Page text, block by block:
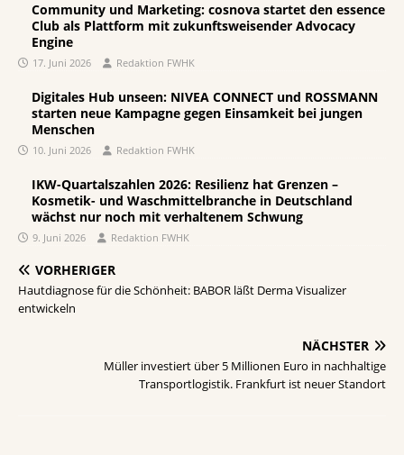
Community und Marketing: cosnova startet den essence
Club als Plattform mit zukunftsweisender Advocacy
Engine
17. Juni 2026 Redaktion FWHK
Digitales Hub unseen: NIVEA CONNECT und ROSSMANN
starten neue Kampagne gegen Einsamkeit bei jungen
Menschen
10. Juni 2026 Redaktion FWHK
IKW-Quartalszahlen 2026: Resilienz hat Grenzen –
Kosmetik- und Waschmittelbranche in Deutschland
wächst nur noch mit verhaltenem Schwung
9. Juni 2026 Redaktion FWHK
VORHERIGER
Hautdiagnose für die Schönheit: BABOR läßt Derma Visualizer
entwickeln
NÄCHSTER
Müller investiert über 5 Millionen Euro in nachhaltige
Transportlogistik. Frankfurt ist neuer Standort